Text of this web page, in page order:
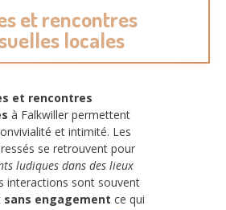
et rencontres
locales
et rencontres
à Falkwiller permettent
et intimité. Les
se retrouvent pour
ludiques dans des lieux
interactions sont souvent
sans engagement ce qui